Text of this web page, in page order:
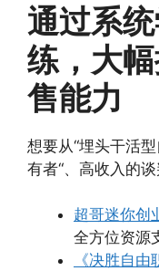
通过系
练，大
售能力
想要从“埋头干活
有者“、高收入的
超哥迷你创
全方位资源
《决胜自由